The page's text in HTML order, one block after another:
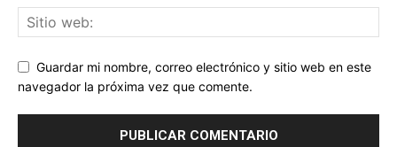
Guardar mi nombre, correo electrónico y sitio web en este
navegador la próxima vez que comente.